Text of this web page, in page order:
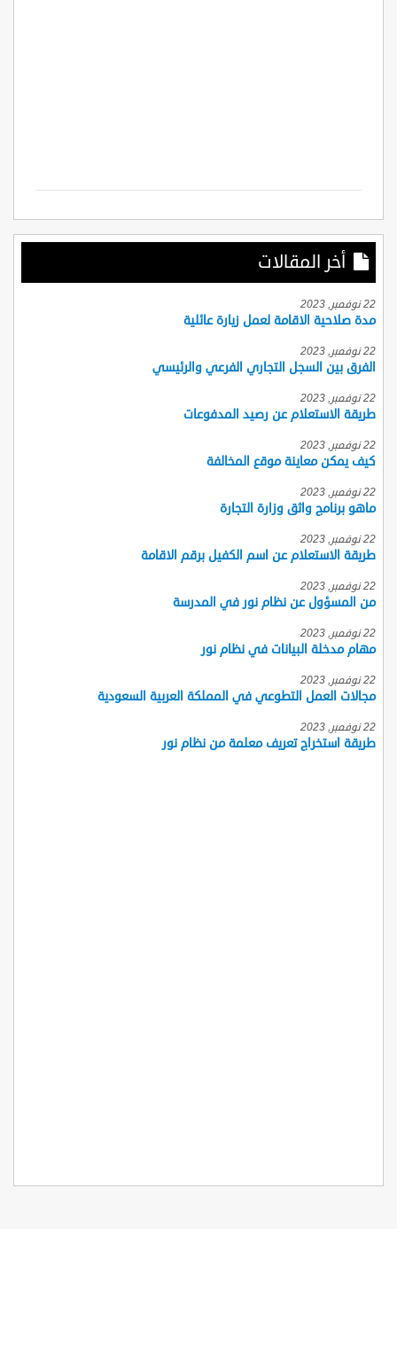
أخر المقالات
22 نوفمبر, 2023
مدة صلاحية الاقامة لعمل زيارة عائلية
22 نوفمبر, 2023
الفرق بين السجل التجاري الفرعي والرئيسي
22 نوفمبر, 2023
طريقة الاستعلام عن رصيد المدفوعات
22 نوفمبر, 2023
كيف يمكن معاينة موقع المخالفة
22 نوفمبر, 2023
ماهو برنامج واثق وزارة التجارة
22 نوفمبر, 2023
طريقة الاستعلام عن اسم الكفيل برقم الاقامة
22 نوفمبر, 2023
من المسؤول عن نظام نور في المدرسة
22 نوفمبر, 2023
مهام مدخلة البيانات في نظام نور
22 نوفمبر, 2023
مجالات العمل التطوعي في المملكة العربية السعودية
22 نوفمبر, 2023
طريقة استخراج تعريف معلمة من نظام نور